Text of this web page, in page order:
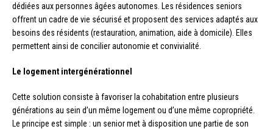
dédiées aux personnes âgées autonomes. Les résidences seniors
offrent un cadre de vie sécurisé et proposent des services adaptés aux
besoins des résidents (restauration, animation, aide à domicile). Elles
permettent ainsi de concilier autonomie et convivialité.
Le logement intergénérationnel
Cette solution consiste à favoriser la cohabitation entre plusieurs
générations au sein d’un même logement ou d’une même copropriété.
Le principe est simple : un senior met à disposition une partie de son